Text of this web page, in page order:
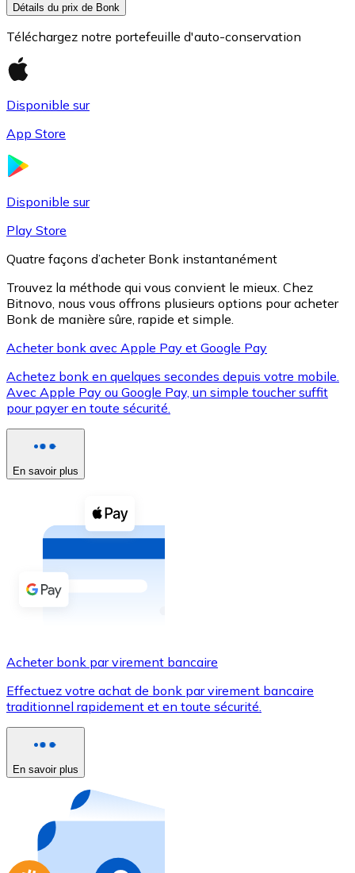
XRP
XRP
Voir toutes
Coupons crypto
Achetez des cryptomonnaies en espèces et d'autres
Acheter avec espèces
Virement SEPA
Utilisez les cartes Visa et Mastercard pour acheter
Acheter avec carte
Nouveau
Achetez des cartes-cadeaux de vos marques
Aller à la boutique de cartes-cadeaux
Détails du prix de Bonk
Téléchargez notre portefeuille d'auto-conservation
Disponible sur
App Store
Disponible sur
Play Store
Quatre façons d’acheter Bonk instantanément
Trouvez la méthode qui vous convient le mieux. Chez
Bitnovo, nous vous offrons plusieurs options pour acheter
Bonk de manière sûre, rapide et simple.
Acheter bonk avec Apple Pay et Google Pay
Achetez bonk en quelques secondes depuis votre mobile.
Avec Apple Pay ou Google Pay, un simple toucher suffit
pour payer en toute sécurité.
En savoir plus
Acheter bonk par virement bancaire
Effectuez votre achat de bonk par virement bancaire
traditionnel rapidement et en toute sécurité.
En savoir plus